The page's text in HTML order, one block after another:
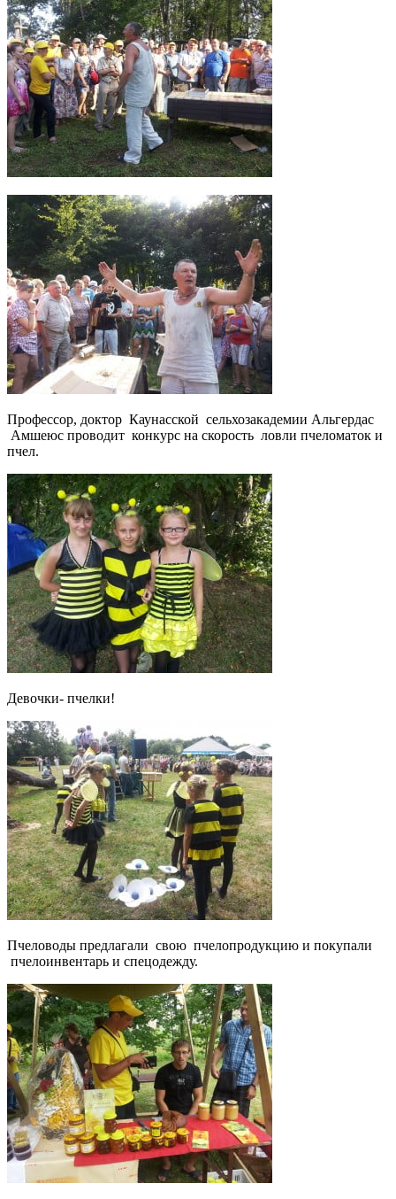
Профессор, доктор Каунасской сельхозакадемии Альгердас
Амшеюс проводит конкурс на скорость ловли пчеломаток и
пчел.
Девочки- пчелки!
Пчеловоды предлагали свою пчелопродукцию и покупали
пчелоинвентарь и спецодежду.